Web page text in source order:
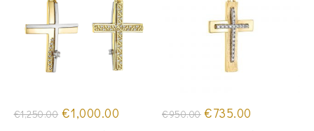
€1,250.00 Original
price
€1,000.00 €950.00 Original
price
€735.00